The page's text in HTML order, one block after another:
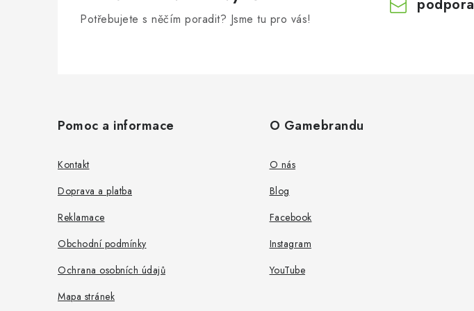
Potřebujete s něčím poradit? Jsme tu pro vás!
podpora
Pomoc a informace
Kontakt
Doprava a platba
Reklamace
Obchodní podmínky
Ochrana osobních údajů
Mapa stránek
O Gamebrandu
O nás
Blog
Facebook
Instagram
YouTube